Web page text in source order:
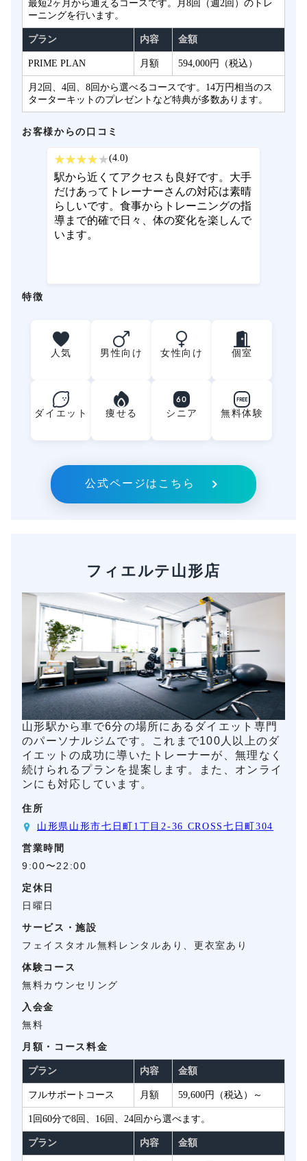
最短2ヶ月から通えるコースです。月8回（週2回）のトレ
ーニングを行います。
プラン 内容 金額
PRIME PLAN 月額 594,000円（税込）
月2回、4回、8回から選べるコースです。14万円相当のス
ターターキットのプレゼントなど特典が多数あります。
お客様からの口コミ
(4.0)
駅から近くてアクセスも良好です。大手
だけあってトレーナーさんの対応は素晴
らしいです。食事からトレーニングの指
導まで的確で日々、体の変化を楽しんで
います。
特徴
人気 男性向け 女性向け 個室
ダイエット 痩せる
60
シニア
FREE
無料体験
公式ページはこちら
フィエルテ山形店
山形駅から車で6分の場所にあるダイエット専門
のパーソナルジムです。これまで100人以上のダ
イエットの成功に導いたトレーナーが、無理なく
続けられるプランを提案します。また、オンライ
ンにも対応しています。
住所
山形県山形市七日町1丁目2-36 CROSS七日町304
営業時間
9:00〜22:00
定休日
日曜日
サービス・施設
フェイスタオル無料レンタルあり、更衣室あり
体験コース
無料カウンセリング
入会金
無料
月額・コース料金
プラン 内容 金額
フルサポートコース 月額 59,600円（税込）～
1回60分で8回、16回、24回から選べます。
プラン 内容 金額